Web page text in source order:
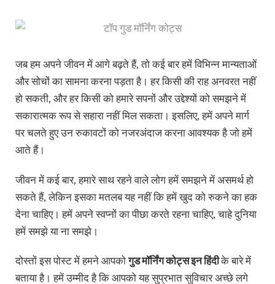
जब हम अपने जीवन में आगे बढ़ते हैं, तो कई बार हमें विभिन्न मान्यताओं
और सोचों का सामना करना पड़ता है। हर किसी की राह अनवरत नहीं
हो सकती, और हर किसी को हमारे सपनों और उद्देश्यों को समझने में
सकारात्मक रूप से सहारा नहीं मिल सकता। इसलिए, हमें अपने मार्ग
पर चलते हुए उन रुकावटों को नजरअंदाज करना आवश्यक है जो हमें
आते हैं।
जीवन में कई बार, हमारे साथ रहने वाले लोग हमें समझने में असमर्थ हो
सकते हैं, लेकिन इसका मतलब यह नहीं कि हमें खुद को रुकने का हक
देना चाहिए। हमें अपने स्वप्नों का पीछा करते रहना चाहिए, चाहे दुनिया
हमें समझे या ना समझे।
दोस्तों इस पोस्ट में हमने आपकोगुड मॉर्निंग कोट्स इन हिंदीके बारे में
बताया है। हमें उम्मीद है कि आपको यह सुप्रभात सुविचार अच्छे लगे